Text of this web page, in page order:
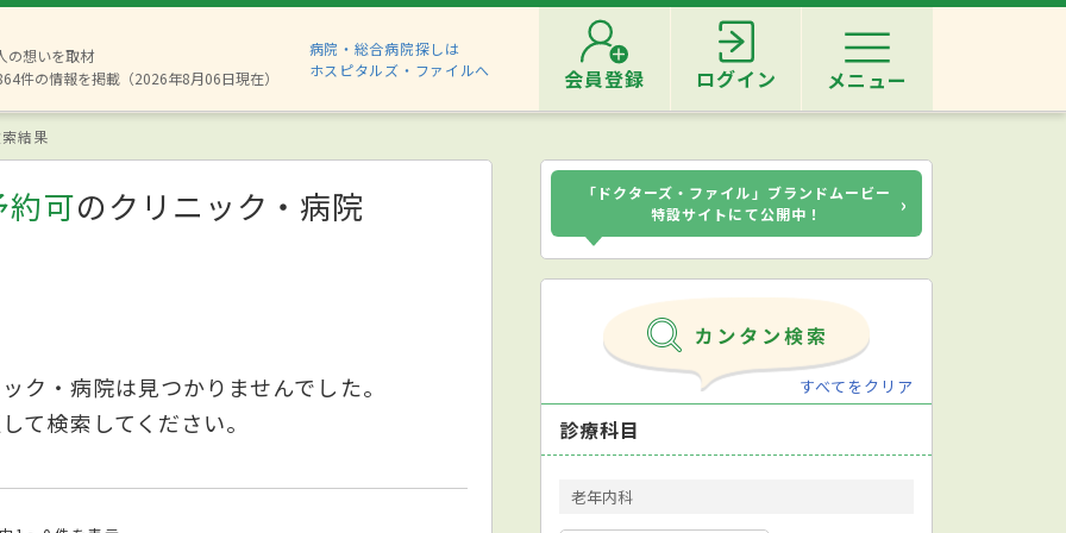
の想いを取材
件の情報を掲載（2026年8月06日現在）
病院・総合病院探しは
ホスピタルズ・ファイルへ
会員登録 ログイン メニュー
結果
約可のクリニック・病院
ク・病院は見つかりませんでした。
て検索してください。
「ドクターズ・ファイル」ブランドムービー
特設サイトにて公開中！
›
すべてをクリア
診療科目
老年内科